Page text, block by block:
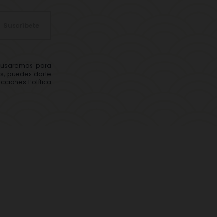
para
puedes darte
Política